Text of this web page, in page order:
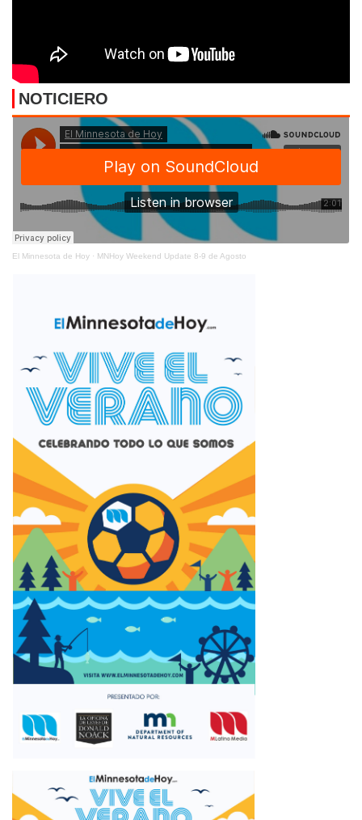
NOTICIERO
El Minnesota de Hoy · MNHoy Weekend Update 8-9 de Agosto